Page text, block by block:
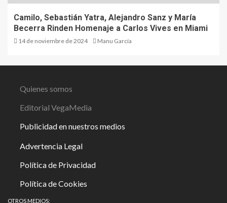
Camilo, Sebastián Yatra, Alejandro Sanz y María
Becerra Rinden Homenaje a Carlos Vives en Miami
14 de noviembre de 2024 Manu García
Quienes somos
Editorial VegaMedia
Publicidad en nuestros medios
Advertencia Legal
Política de Privacidad
Política de Cookies
OTROS MEDIOS: